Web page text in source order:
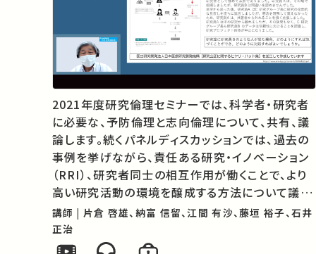
2021年度研究倫理セミナーでは、科学者・研究者
に必要な、予防倫理と志向倫理について、共有、議
論します。続くパネルディスカッションでは、過去の
事例を挙げながら、責任ある研究・イノベーション
（RRI）、研究者同士の相互作用が働くことで、より
高い研究活動の環境を醸成する方法について議論
します。 ★あなたのシェアが、ほかの誰かの学びに
繋がるかもしれません。 お気に入りの講義・講演が
あればSNSなどでシェアをお願い…
講師 | 片倉 啓雄、納富 信留、江間 有沙、藤垣 裕子、石井
正治